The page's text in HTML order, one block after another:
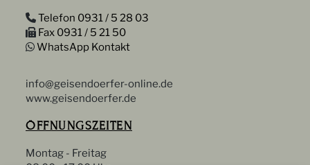
Telefon 0931 / 5 28 03
Fax 0931 / 5 21 50
WhatsApp Kontakt
info@geisendoerfer-online.de
www.geisendoerfer.de
ÖFFNUNGSZEITEN
Montag - Freitag